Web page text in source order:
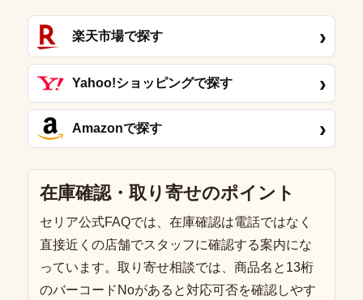
楽天市場で探す ›
Yahoo!ショッピングで探す ›
Amazonで探す ›
在庫確認・取り寄せのポイント
セリア公式FAQでは、在庫確認は電話ではなく
直接近くの店舗でスタッフに確認する案内にな
っています。取り寄せ相談では、商品名と13桁
のバーコードNoがあると対応可否を確認しやす